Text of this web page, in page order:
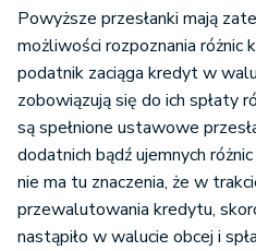
Powyższe przesłanki mają
możliwości rozpoznania różnic
podatnik zaciąga kredyt w
zobowiązują się do ich spłaty
są spełnione ustawowe
dodatnich bądź ujemnych
nie ma tu znaczenia, że w
przewalutowania kredytu,
nastąpiło w walucie obcej i